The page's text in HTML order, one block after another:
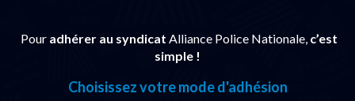
Pour adhérer au syndicat Alliance Police Nationale, c’est
simple !
Choisissez votre mode d'adhésion